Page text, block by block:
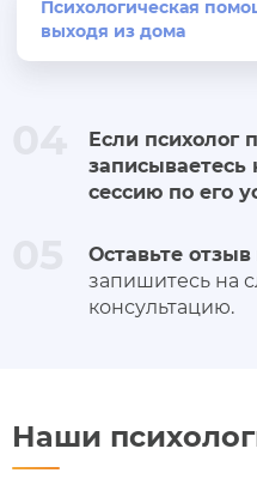
Если психолог
сессию по его
Оставьте отзыв
запишитесь на
консультацию.
Психологическая
выходя из дома
Наши